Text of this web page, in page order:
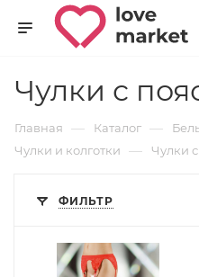
Чулки с
Главная — Каталог —
Чулки и колготки — Чулки
ФИЛЬТР